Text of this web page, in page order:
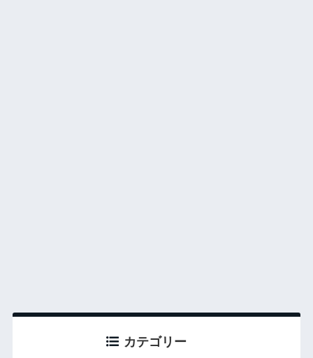
カテゴリー